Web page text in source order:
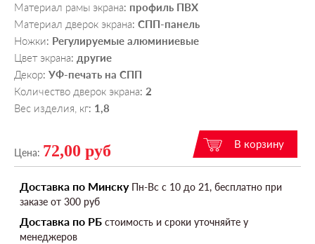
Материал рамы экрана: профиль ПВХ
Материал дверок экрана: СПП-панель
Ножки: Регулируемые алюминиевые
Цвет экрана: другие
Декор: УФ-печать на СПП
Количество дверок экрана: 2
Вес изделия, кг: 1,8
Цена: 72,00 руб
Доставка по МинскуПн-Вс c 10 до 21, бесплатно при
заказе от 300 руб
Доставка по РБ стоимость и сроки уточняйте у
менеджеров